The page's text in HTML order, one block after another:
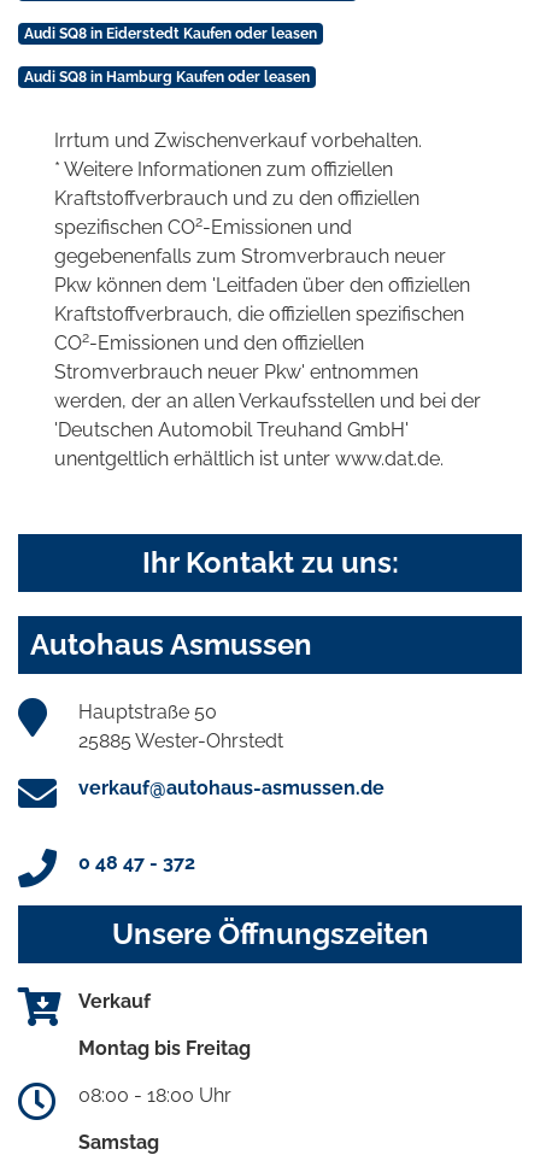
Audi SQ8 in Eiderstedt Kaufen oder leasen
Audi SQ8 in Hamburg Kaufen oder leasen
Irrtum und Zwischenverkauf vorbehalten.
* Weitere Informationen zum offiziellen
Kraftstoffverbrauch und zu den offiziellen
spezifischen CO2-Emissionen und
gegebenenfalls zum Stromverbrauch neuer
Pkw können dem 'Leitfaden über den offiziellen
Kraftstoffverbrauch, die offiziellen spezifischen
CO2-Emissionen und den offiziellen
Stromverbrauch neuer Pkw' entnommen
werden, der an allen Verkaufsstellen und bei der
'Deutschen Automobil Treuhand GmbH'
unentgeltlich erhältlich ist unter www.dat.de.
Ihr Kontakt zu uns:
Autohaus Asmussen
Hauptstraße 50
25885 Wester-Ohrstedt
verkauf@autohaus-asmussen.de
0 48 47 - 372
Unsere Öffnungszeiten
Verkauf
Montag bis Freitag
08:00 - 18:00 Uhr
Samstag